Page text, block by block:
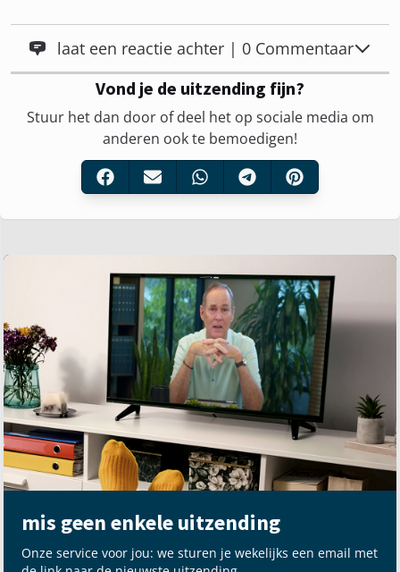
laat een reactie achter | 0 Commentaar
Vond je de uitzending fijn?
Stuur het dan door of deel het op sociale media om
anderen ook te bemoedigen!
mis geen enkele uitzending
Onze service voor jou: we sturen je wekelijks een email met